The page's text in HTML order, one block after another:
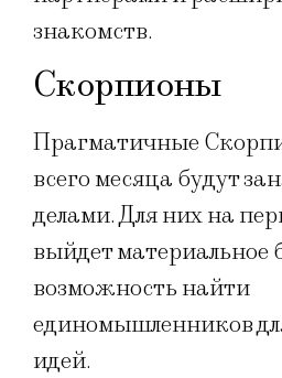
знакомств.
Скорпионы
Прагматичные
всего месяца будут
делами. Для них на
выйдет материальное
возможность найти
единомышленников
идей.